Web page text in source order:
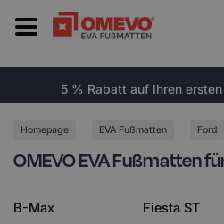
5 % Rabatt auf Ihren
Homepage EVA Fußmatten Ford
OMEVO EVA Fußmatten
B-Max
Fiesta ST